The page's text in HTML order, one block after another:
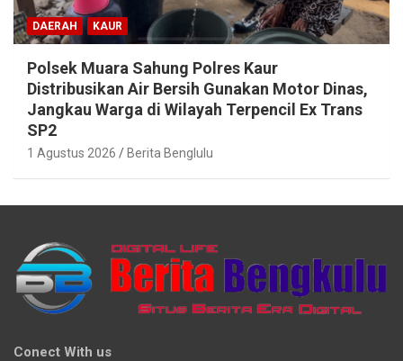
DAERAH KAUR
Polsek Muara Sahung Polres Kaur
Distribusikan Air Bersih Gunakan Motor Dinas,
Jangkau Warga di Wilayah Terpencil Ex Trans
SP2
1 Agustus 2026 Berita Benglulu
Conect With us